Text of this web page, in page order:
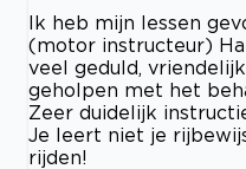
Ik heb mijn lessen
(motor instructeur)
veel geduld,
geholpen met het
Zeer duidelijk
Je leert niet je
rijden!